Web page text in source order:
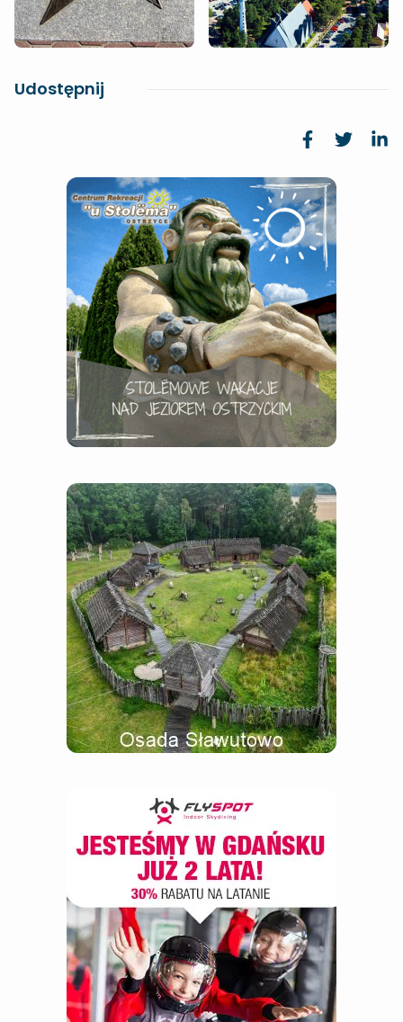
Udostępnij